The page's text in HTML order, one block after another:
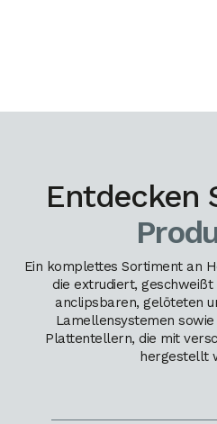
Entdecken
Ein komplettes Sortiment an
die extrudiert,
anclipsbaren, gelöteten
Lamellensystemen
Plattentellern, die mit
hergestellt